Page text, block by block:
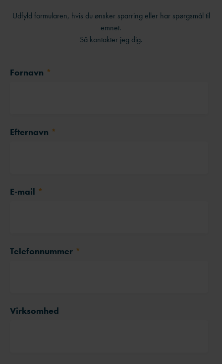
Udfyld formularen, hvis du ønsker sparring eller har spørgsmål til
emnet.
Så kontakter jeg dig.
Fornavn *
Efternavn *
E-mail *
Telefonnummer *
Virksomhed